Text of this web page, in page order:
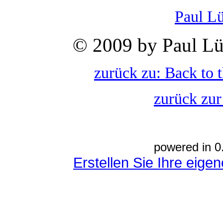
Paul
© 2009 by Paul
zurück zu: Back to
zurück
powered in
Erstellen Sie Ihre